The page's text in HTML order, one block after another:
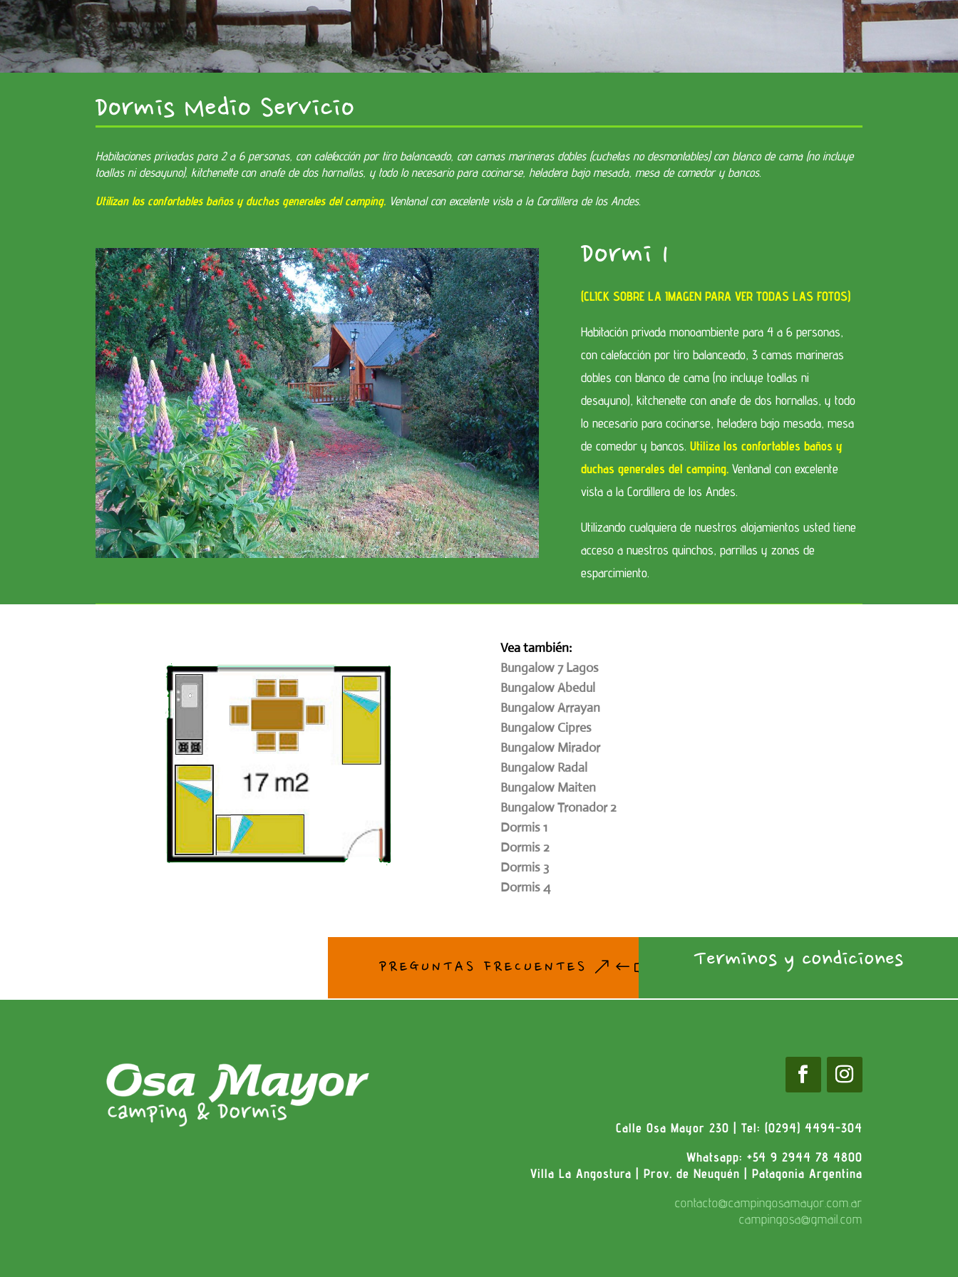
MIE
NT
O
Res
erv
and
ami
Dormis Medio Servicio
Habitaciones privadas para 2 a 6 personas, con calefacción por tiro balanceado, con camas marineras dobles (cuchetas no desmontables) con blanco de cama (no incluye
toallas ni desayuno), kitchenette con anafe de dos hornallas, y todo lo necesario para cocinarse, heladera bajo mesada, mesa de comedor y bancos.
Utilizan los confortables baños y duchas generales del camping. Ventanal con excelente vista a la Cordillera de los Andes.
Dormi 1
(CLICK SOBRE LA IMAGEN PARA VER TODAS LAS FOTOS)
Habitación privada monoambiente para 4 a 6 personas,
con calefacción por tiro balanceado, 3 camas marineras
dobles con blanco de cama (no incluye toallas ni
desayuno), kitchenette con anafe de dos hornallas, y todo
lo necesario para cocinarse, heladera bajo mesada, mesa
de comedor y bancos. Utiliza los confortables baños y
duchas generales del camping.Ventanal con excelente
vista a la Cordillera de los Andes.
Utilizando cualquiera de nuestros alojamientos usted tiene
acceso a nuestros quinchos, parrillas y zonas de
esparcimiento.
Vea también:
Bungalow 7 Lagos
Bungalow Abedul
Bungalow Arrayan
Bungalow Cipres
Bungalow Mirador
Bungalow Radal
Bungalow Maiten
Bungalow Tronador 2
Dormis 1
Dormis 2
Dormis 3
Dormis 4
PREGUNTAS FRECUENTES Terminos y condiciones
Calle Osa Mayor 230 | Tel: (0294) 4494-304
Whatsapp: +54 9 2944 78 4800
Villa La Angostura | Prov. de Neuquén | Patagonia Argentina
contacto@campingosamayor.com.ar
campingosa@gmail.com